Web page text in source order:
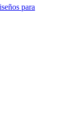
para